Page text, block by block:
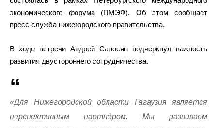
экономического форума (ПМЭФ). Об этом сообщает
пресс-служба нижегородского правительства.
В ходе встречи Андрей Саносян подчеркнул важность
развития двустороннего сотрудничества.
«Для Нижегородской области Гагаузия является
перспективным партнёром. Мы развиваем